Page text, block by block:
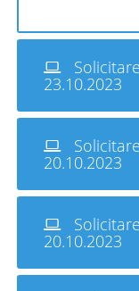
23.10.2023
20.10.2023
20.10.2023